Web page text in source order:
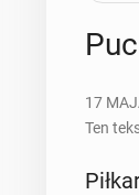
17
Ten